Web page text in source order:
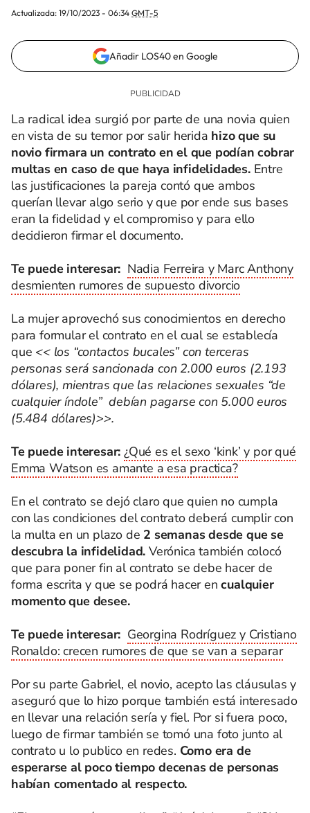
Actualizada: 19/10/2023 - 06:34 GMT-5
Añadir LOS40 en Google
La radical idea surgió por parte de una novia quien
en vista de su temor por salir herida hizo que su
novio firmara un contrato en el que podían cobrar
multas en caso de que haya infidelidades.Entre
las justificaciones la pareja contó que ambos
querían llevar algo serio y que por ende sus bases
eran la fidelidad y el compromiso y para ello
decidieron firmar el documento.
Te puede interesar: Nadia Ferreira y Marc Anthony
desmienten rumores de supuesto divorcio
La mujer aprovechó sus conocimientos en derecho
para formular el contrato en el cual se establecía
que << los “contactos bucales” con terceras
personas será sancionada con 2.000 euros (2.193
dólares), mientras que las relaciones sexuales “de
cualquier índole” debían pagarse con 5.000 euros
(5.484 dólares)>>.
Te puede interesar: ¿Qué es el sexo ‘kink’ y por qué
Emma Watson es amante a esa practica?
En el contrato se dejó claro que quien no cumpla
con las condiciones del contrato deberá cumplir con
la multa en un plazo de 2 semanas desde que se
descubra la infidelidad. Verónica también colocó
que para poner fin al contrato se debe hacer de
forma escrita y que se podrá hacer encualquier
momento que desee.
Te puede interesar: Georgina Rodríguez y Cristiano
Ronaldo: crecen rumores de que se van a separar
Por su parte Gabriel, el novio, acepto las cláusulas y
aseguró que lo hizo porque también está interesado
en llevar una relación sería y fiel. Por si fuera poco,
luego de firmar también se tomó una foto junto al
contrato u lo publico en redes. Como era de
esperarse al poco tiempo decenas de personas
habían comentado al respecto.